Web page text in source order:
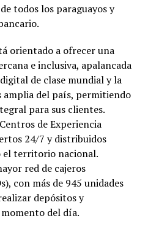
todos los paraguayos y
orientado a ofrecer una
e inclusiva, apalancada
de clase mundial y la
amplia del país, permitiendo
para sus clientes.
de Experiencia
24/7 y distribuidos
el territorio nacional.
red de cajeros
con más de 945 unidades
depósitos y
del día.